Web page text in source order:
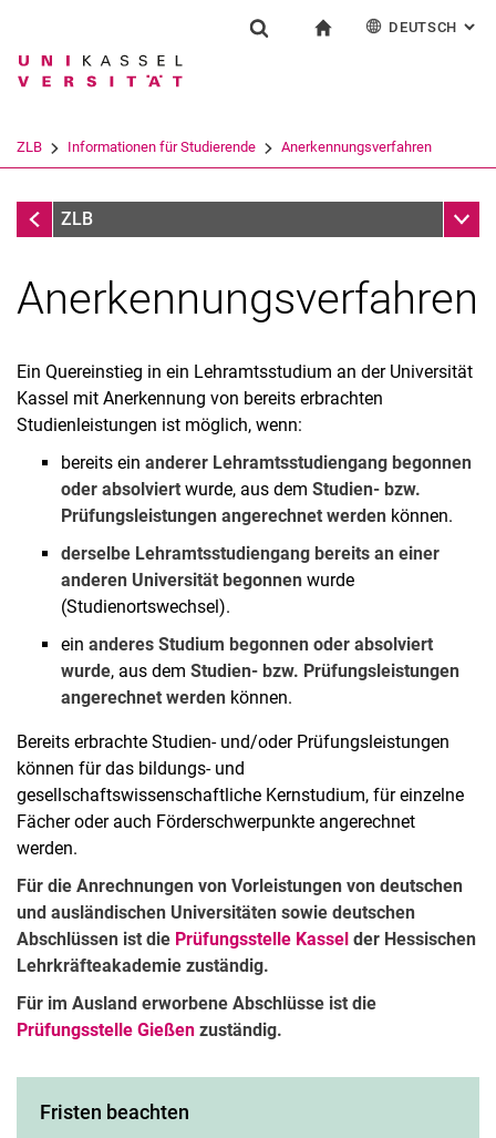
Springe direkt zu: Inhalt
Springe direkt zu: Suche
Springe direkt zu:
Suchbegriff
Suchen (öffnet externen Link in einem
DEUTSCH :
ZLB Informationen für Studierende Anerkennungsverfahren
Informationen für Studierende
ZLB
Studienberatung Lehramt
Neue MPO 2023
Anerkennungsverfahren
Flexibilisierung im Studium
Erste Staatsprüfung
Übergang in den Vorbereitungsdienst
BAFöG-Beauftragte der Fächer
Studienprofile und Zertifikate
Nachteilsausgleich
Bevorzugtes Einwahlverfahren
Anerkennungsverfahren
Ein Quereinstieg in ein Lehramtsstudium an der Universität
Kassel mit Anerkennung von bereits erbrachten
Studienleistungen ist möglich, wenn:
bereits ein anderer Lehramtsstudiengang begonnen
oder absolviert wurde, aus dem Studien- bzw.
Prüfungsleistungen angerechnet werden können.
derselbe Lehramtsstudiengang bereits an einer
anderen Universität begonnen wurde
(Studienortswechsel).
ein anderes Studium begonnen oder absolviert
wurde, aus dem Studien- bzw. Prüfungsleistungen
angerechnet werden können.
Bereits erbrachte Studien- und/oder Prüfungsleistungen
können für das bildungs- und
gesellschaftswissenschaftliche Kernstudium, für einzelne
Fächer oder auch Förderschwerpunkte angerechnet
werden.
Für die Anrechnungen von Vorleistungen von deutschen
und ausländischen Universitäten sowie deutschen
Abschlüssen ist die Prüfungsstelle Kassel der Hessischen
Lehrkräfteakademie zuständig.
Für im Ausland erworbene Abschlüsse ist die
Prüfungsstelle Gießen zuständig.
Fristen beachten